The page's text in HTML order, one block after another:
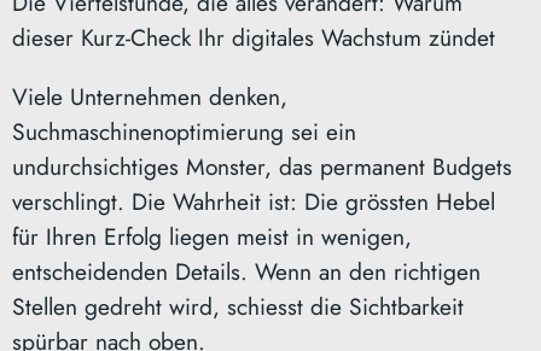
dieser Kurz-Check Ihr digitales Wachstum zündet
Viele Unternehmen denken,
Suchmaschinenoptimierung sei ein
undurchsichtiges Monster, das permanent Budgets
verschlingt. Die Wahrheit ist: Die grössten Hebel
für Ihren Erfolg liegen meist in wenigen,
entscheidenden Details. Wenn an den richtigen
Stellen gedreht wird, schiesst die Sichtbarkeit
spürbar nach oben.